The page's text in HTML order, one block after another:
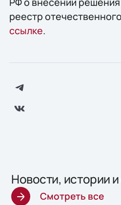
реестр
ссылке.
Новости, истории
Смотреть все